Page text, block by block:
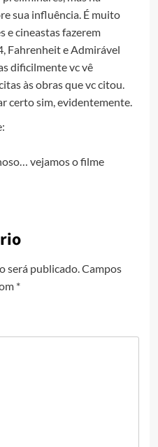
sua influência. É muito
e cineastas fazerem
Fahrenheit e Admirável
dificilmente vc vê
às obras que vc citou.
certo sim, evidentemente.
vejamos o filme
será publicado. Campos
*